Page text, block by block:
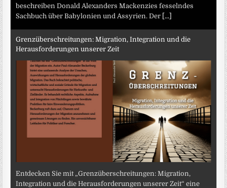
beschreiben Donald Alexanders Mackenzies fesselndes
Sachbuch über Babylonien und Assyrien. Der [...]
Grenzüberschreitungen: Migration, Integration und die
Herausforderungen unserer Zeit
Entdecken Sie mit „Grenzüberschreitungen: Migration,
Integration und die Herausforderungen unserer Zeit“ eine